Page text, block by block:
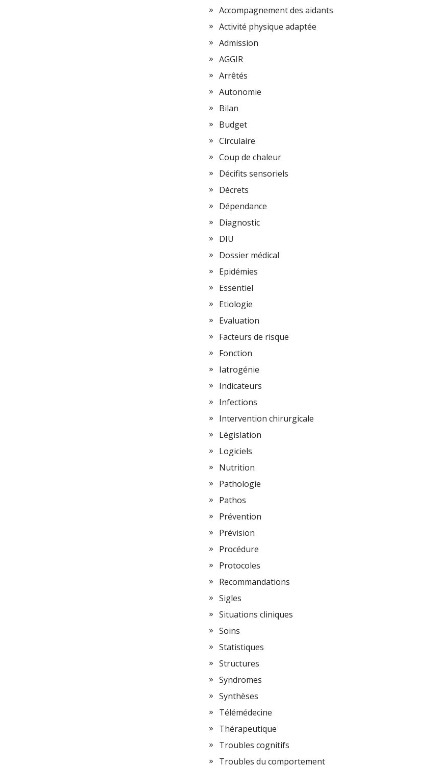
Accompagnement des aidants
Activité physique adaptée
Admission
AGGIR
Arrêtés
Autonomie
Bilan
Budget
Circulaire
Coup de chaleur
Décifits sensoriels
Décrets
Dépendance
Diagnostic
DIU
Dossier médical
Epidémies
Essentiel
Etiologie
Evaluation
Facteurs de risque
Fonction
Iatrogénie
Indicateurs
Infections
Intervention chirurgicale
Législation
Logiciels
Nutrition
Pathologie
Pathos
Prévention
Prévision
Procédure
Protocoles
Recommandations
Sigles
Situations cliniques
Soins
Statistiques
Structures
Syndromes
Synthèses
Télémédecine
Thérapeutique
Troubles cognitifs
Troubles du comportement